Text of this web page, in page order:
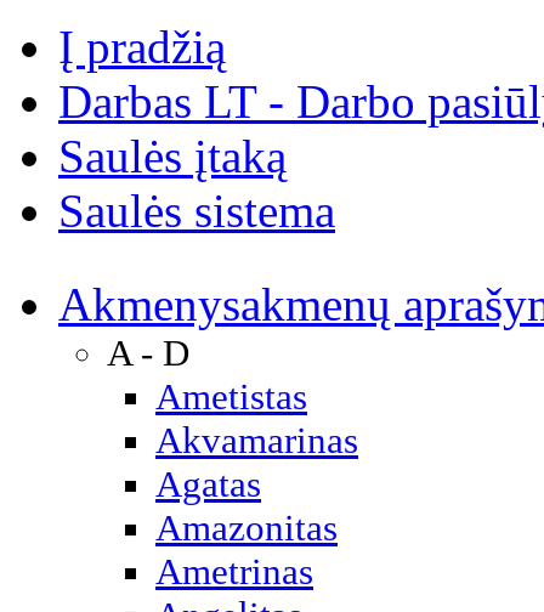
Į pradžią
Darbas LT - Darbo
Saulės įtaką
Saulės sistema
Akmenysakmenų
A - D
Ametistas
Akvamarinas
Agatas
Amazonitas
Ametrinas